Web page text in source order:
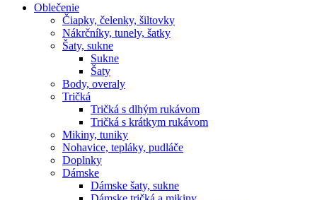
Oblečenie
Čiapky, čelenky, šiltovky
Nákrčníky, tunely, šatky
Šaty, sukne
Sukne
Šaty
Body, overaly
Tričká
Tričká s dlhým rukávom
Tričká s krátkym rukávom
Mikiny, tuniky
Nohavice, tepláky, pudláče
Doplnky
Dámske
Dámske šaty, sukne